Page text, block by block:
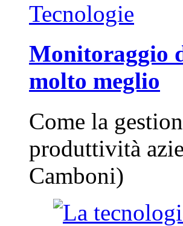
Tecnologie
Monitoraggio
molto meglio
Come la
produttività
Camboni)